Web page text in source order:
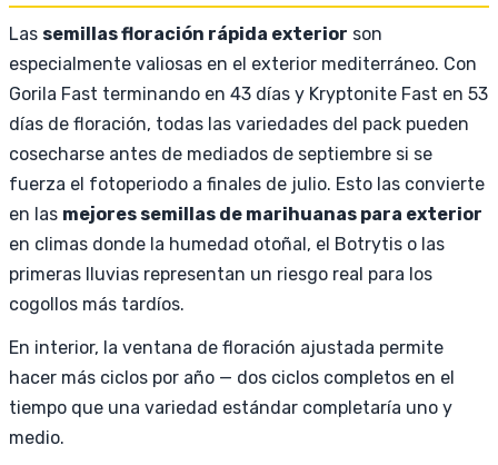
Las semillas floración rápida exterior son
especialmente valiosas en el exterior mediterráneo. Con
Gorila Fast terminando en 43 días y Kryptonite Fast en 53
días de floración, todas las variedades del pack pueden
cosecharse antes de mediados de septiembre si se
fuerza el fotoperiodo a finales de julio. Esto las convierte
en las mejores semillas de marihuanas para exterior
en climas donde la humedad otoñal, el Botrytis o las
primeras lluvias representan un riesgo real para los
cogollos más tardíos.
En interior, la ventana de floración ajustada permite
hacer más ciclos por año — dos ciclos completos en el
tiempo que una variedad estándar completaría uno y
medio.